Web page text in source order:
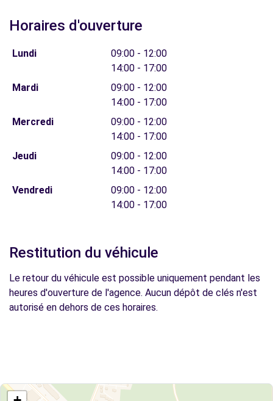
Horaires d'ouverture
Lundi
09:00 - 12:00
14:00 - 17:00
Mardi
09:00 - 12:00
14:00 - 17:00
Mercredi
09:00 - 12:00
14:00 - 17:00
Jeudi
09:00 - 12:00
14:00 - 17:00
Vendredi
09:00 - 12:00
14:00 - 17:00
Restitution du véhicule
Le retour du véhicule est possible uniquement pendant les
heures d'ouverture de l'agence. Aucun dépôt de clés n'est
autorisé en dehors de ces horaires.